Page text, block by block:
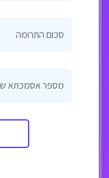
סכום התרומה
מספר אסמכתא